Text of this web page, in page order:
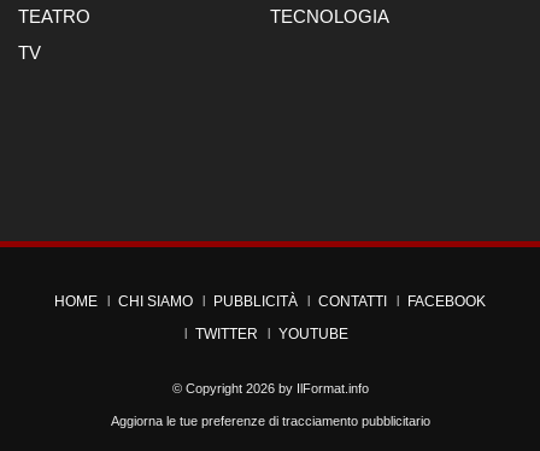
TEATRO
TECNOLOGIA
TV
HOME CHI SIAMO PUBBLICITÀ CONTATTI
FACEBOOK
TWITTER
YOUTUBE
© Copyright 2026 by IlFormat.info
Aggiorna le tue preferenze di tracciamento pubblicitario